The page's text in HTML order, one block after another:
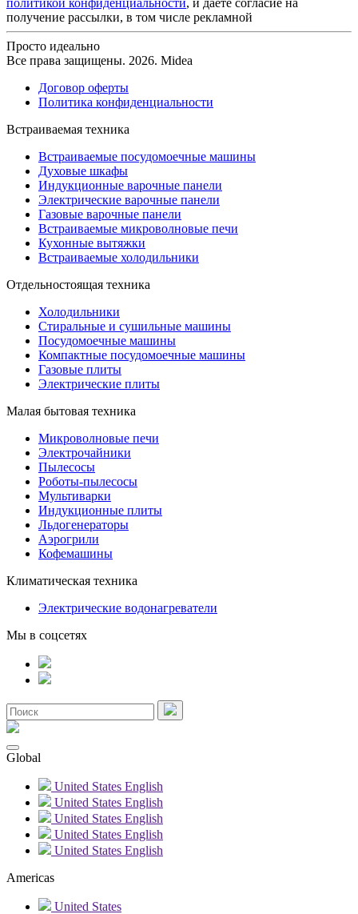
получение рассылки, в том числе рекламной
Просто идеально
Все права защищены. 2026. Midea
Договор оферты
Политика конфиденциальности
Встраиваемая техника
Встраиваемые посудомоечные машины
Духовые шкафы
Индукционные варочные панели
Электрические варочные панели
Газовые варочные панели
Встраиваемые микроволновые печи
Кухонные вытяжки
Встраиваемые холодильники
Отдельностоящая техника
Холодильники
Стиральные и сушильные машины
Посудомоечные машины
Компактные посудомоечные машины
Газовые плиты
Электрические плиты
Малая бытовая техника
Микроволновые печи
Электрочайники
Пылесосы
Роботы-пылесосы
Мультиварки
Индукционные плиты
Льдогенераторы
Аэрогрили
Кофемашины
Климатическая техника
Электрические водонагреватели
Мы в соцсетях
Global
United States English
United States English
United States English
United States English
United States English
Americas
United States